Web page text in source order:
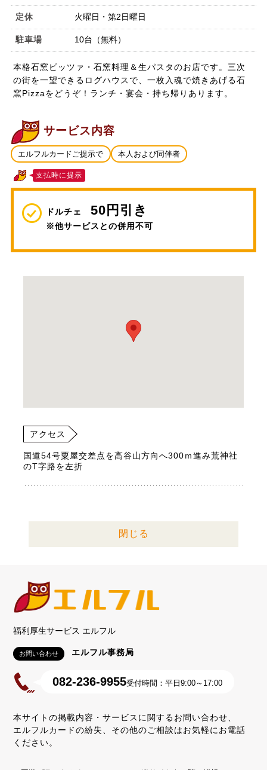
定休 火曜日・第2日曜日
駐車場 10台（無料）
本格石窯ピッツァ・石窯料理＆生パスタのお店です。三次
の街を一望できるログハウスで、一枚入魂で焼きあげる石
窯Pizzaをどうぞ！ランチ・宴会・持ち帰りあります。
サービス内容
エルフルカードご提示で 本人および同伴者
支払時に提示
ドルチェ50円引き
※他サービスとの併用不可
アクセス
国道54号粟屋交差点を高谷山方向へ300ｍ進み荒神社
のT字路を左折
閉じる
福利厚生サービス エルフル
お問い合わせ エルフル事務局
082-236-9955受付時間：平日9:00～17:00
本サイトの掲載内容・サービスに関するお問い合わせ、
エルフルカードの紛失、その他のご相談はお気軽にお電話
ください。